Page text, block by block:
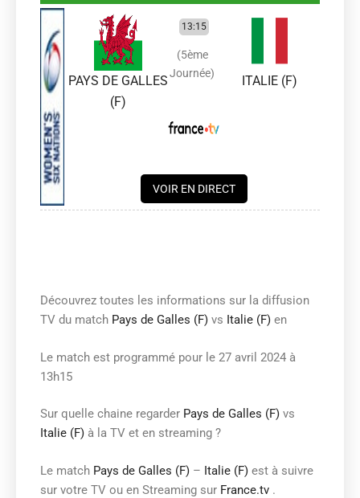
PAYS DE GALLES
(F)
13:15
(5ème
Journée)
VOIR EN DIRECT
ITALIE (F)
Découvrez toutes les informations sur la diffusion
TV du match Pays de Galles (F) vs Italie (F) en
Le match est programmé pour le 27 avril 2024 à
13h15
Sur quelle chaine regarder Pays de Galles (F) vs
Italie (F) à la TV et en streaming ?
Le match Pays de Galles (F) – Italie (F) est à suivre
sur votre TV ou en Streaming sur France.tv .